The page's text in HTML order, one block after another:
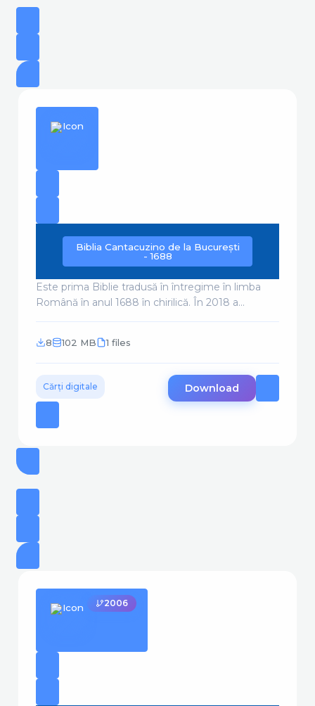
Biblia Cantacuzino de la București
- 1688
Este prima Biblie tradusă în întregime în limba
Română în anul 1688 în chirilică. În 2018 a...
8 102 MB 1 files
Cărți digitale Download
2006